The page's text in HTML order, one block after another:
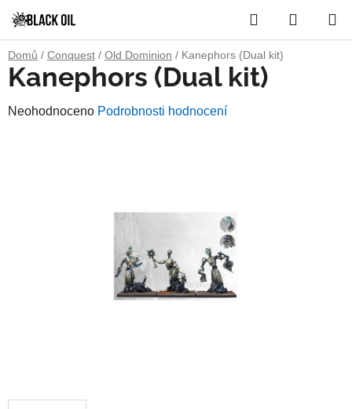
na
obsah
Hledat
KOŠÍK
Domů / Conquest / Old Dominion / Kanephors (Dual kit)
Kanephors (Dual kit)
Průměrné
Neohodnoceno Podrobnosti hodnocení